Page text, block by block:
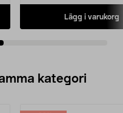
Lägg i varukorg
kategori